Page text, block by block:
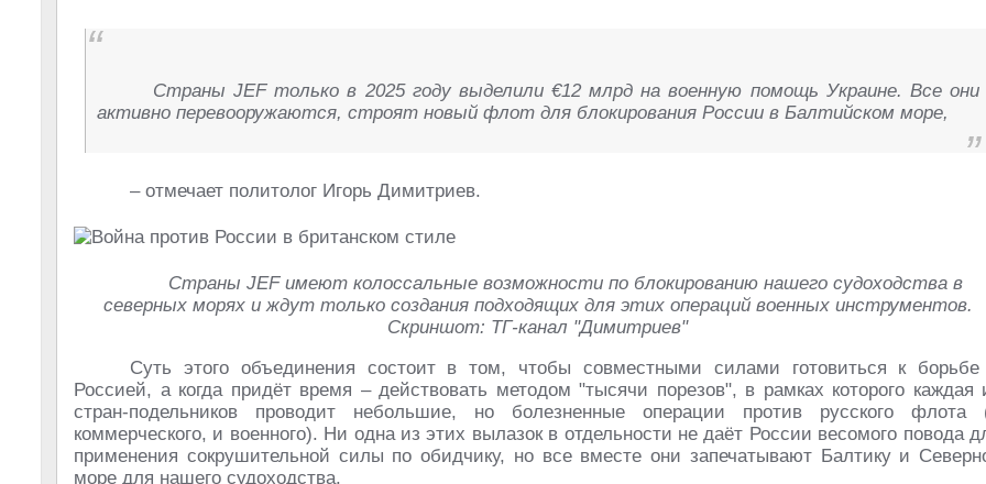
Страны JEF только в 2025 году выделили €12 млрд на военную помощь Украине. Все они
активно перевооружаются, строят новый флот для блокирования России в Балтийском море,
– отмечает политолог Игорь Димитриев.
Страны JEF имеют колоссальные возможности по блокированию нашего судоходства в
северных морях и ждут только создания подходящих для этих операций военных инструментов.
Скриншот: ТГ-канал "Димитриев"
Суть этого объединения состоит в том, чтобы совместными силами готовиться к
Россией, а когда придёт время – действовать методом "тысячи порезов", в рамках которого каждая
стран-подельников проводит небольшие, но болезненные операции против русского флота
коммерческого, и военного). Ни одна из этих вылазок в отдельности не даёт России весомого повода
применения сокрушительной силы по обидчику, но все вместе они запечатывают Балтику и
море для нашего судоходства.